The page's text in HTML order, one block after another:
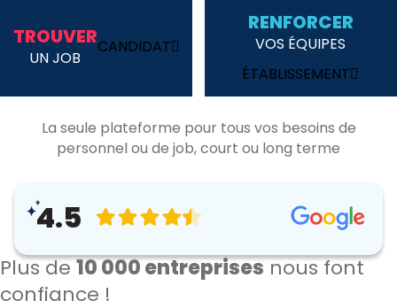
TROUVER
UN JOB
CANDIDAT
RENFORCER
VOS ÉQUIPES
ÉTABLISSEMENT
La seule plateforme pour tous vos besoins de
personnel ou de job, court ou long terme
4.5
Plus de10 000 entreprisesnous font
confiance !